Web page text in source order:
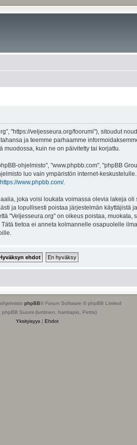
"https://veljesseura.org/foorumi"), sitoudut
ja teemme parhaamme
muodossa, kuin ne on päivitetty tai korjattu.
ohjelmisto", "www.phpbb.com", "phpBB
luo vain ympäristön internet-
https://www.phpbb.com/.
joka voisi loukata voimassa olevia lakeja
ja lopullisesti poistaa järjestelmän käyttäjistä
"Veljesseura.org" on oikeus poistaa,
tietoa ei anneta kolmannelle osapuolelle
phpBB® Forum Software © phpBB Limited
phpBB Suomi (lurttinen, harritapio, Pettis)
Yksityisyys | Ehdot